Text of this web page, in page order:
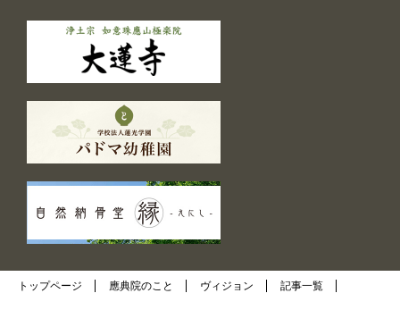
トップページ 應典院のこと ヴィジョン 記事一覧